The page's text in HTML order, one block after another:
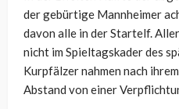
der gebürtige Mannheimer
davon alle in der Startelf.
nicht im Spieltagskader des
Kurpfälzer nahmen nach
Abstand von einer